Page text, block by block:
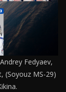
Fedyaev,
(Soyouz MS-29)